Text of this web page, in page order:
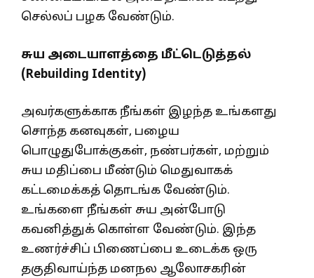
செல்லப் பழக வேண்டும்.
சுய அடையாளத்தை மீட்டெடுத்தல்
(Rebuilding Identity)
அவர்களுக்காக நீங்கள் இழந்த உங்களது
சொந்த கனவுகள், பழைய
பொழுதுபோக்குகள், நண்பர்கள், மற்றும்
சுய மதிப்பை மீண்டும் மெதுவாகக்
கட்டமைக்கத் தொடங்க வேண்டும்.
உங்களை நீங்கள் சுய அன்போடு
கவனித்துக் கொள்ள வேண்டும். இந்த
உணர்ச்சிப் பிணைப்பை உடைக்க ஒரு
தகுதிவாய்ந்த மனநல ஆலோசகரின்